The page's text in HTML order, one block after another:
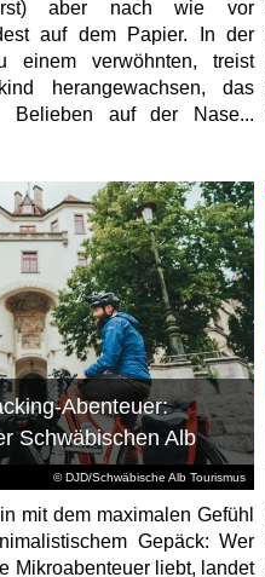
aber nach wie vor
auf dem Papier. In der
einem verwöhnten, treist
herangewachsen, das
Belieben auf der Nase...
© DJD/Schwäbische Alb Tourismus
Abenteuer:
Schwäbischen Alb
mit dem maximalen Gefühl
Gepäck: Wer
Mikroabenteuer liebt, landet